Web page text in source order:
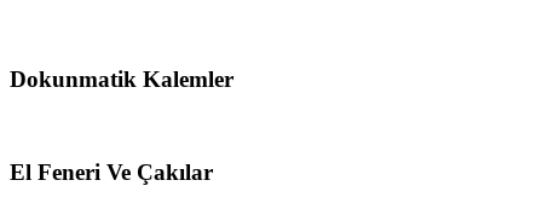
Dokunmatik Kalemler
El Feneri Ve Çakılar